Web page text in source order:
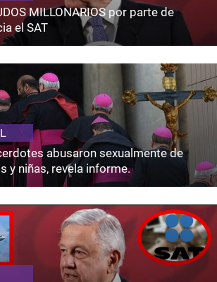
MILLONARIOS por parte de
el SAT
abusaron sexualmente de
y niñas, revela informe.